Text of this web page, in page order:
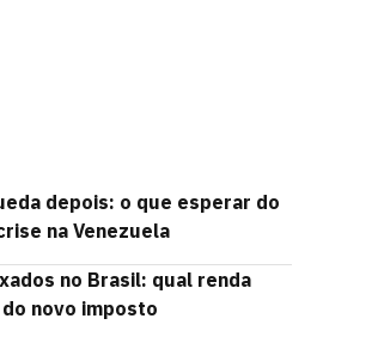
depois: o que esperar do
na Venezuela
no Brasil: qual renda
novo imposto